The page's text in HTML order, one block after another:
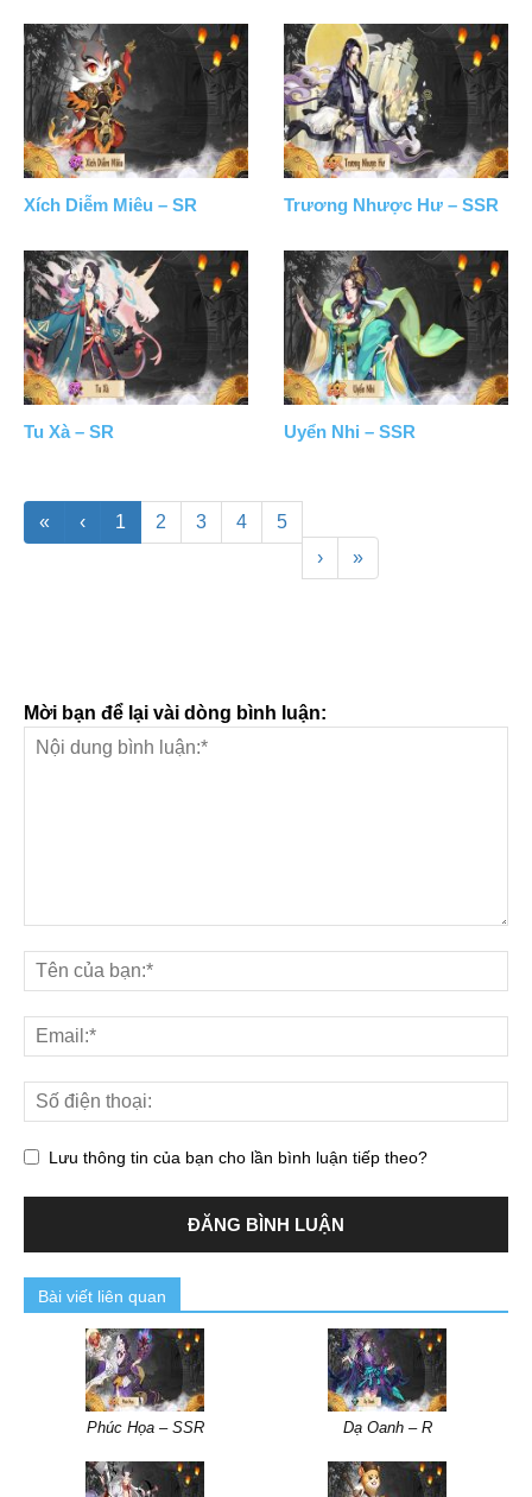
Xích Diễm Miêu – SR Trương Nhược Hư – SSR
Tu Xà – SR Uyển Nhi – SSR
« ‹ 1 2 3 4
5
›
»
Mời bạn để lại vài dòng bình luận:
Lưu thông tin của bạn cho lần bình luận tiếp theo?
Bài viết liên quan
Phúc Họa – SSR Dạ Oanh – R